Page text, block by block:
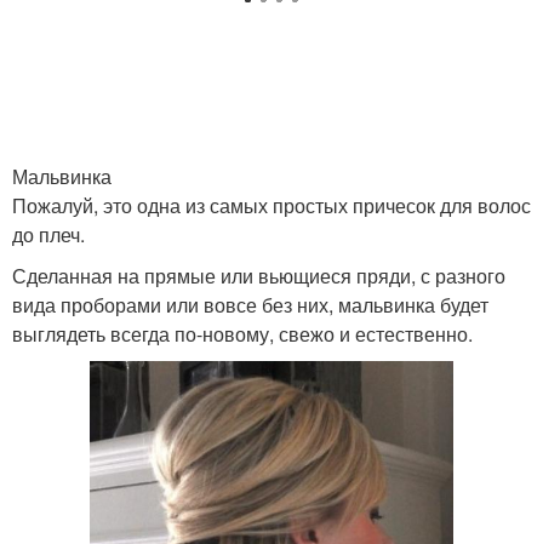
Мальвинка
Пожалуй, это одна из самых простых причесок для волос
до плеч.
Сделанная на прямые или вьющиеся пряди, с разного
вида проборами или вовсе без них, мальвинка будет
выглядеть всегда по-новому, свежо и естественно.